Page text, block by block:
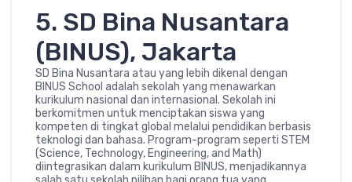
5. SD Bina Nusantara
(BINUS), Jakarta
SD Bina Nusantara atau yang lebih dikenal dengan
BINUS School adalah sekolah yang menawarkan
kurikulum nasional dan internasional. Sekolah ini
berkomitmen untuk menciptakan siswa yang
kompeten di tingkat global melalui pendidikan berbasis
teknologi dan bahasa. Program-program seperti STEM
(Science, Technology, Engineering, and Math)
diintegrasikan dalam kurikulum BINUS, menjadikannya